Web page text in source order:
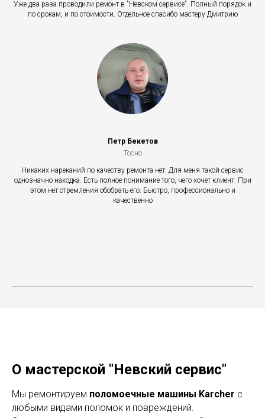
Уже два раза проводили ремонт в "Невском сервисе". Полный порядок и
по срокам, и по стоимости. Отдельное спасибо мастеру Дмитрию
Петр Бекетов
Тосно
Никаких нареканий по качеству ремонта нет. Для меня такой сервис
однозначно находка. Есть полное понимание того, чего хочет клиент. При
этом нет стремления обобрать его. Быстро, профессионально и
качественно
О мастерской "Невский сервис"
Мы ремонтируем поломоечные машины Karcher с
любыми видами поломок и повреждений.